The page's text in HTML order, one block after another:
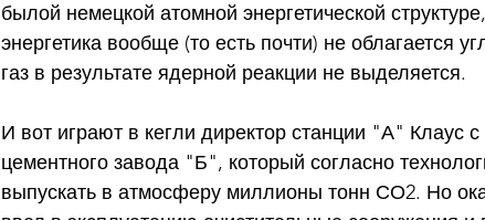
былой немецкой атомной энергетической
энергетика вообще (то есть почти) не облагается
газ в результате ядерной реакции не выделяется.
И вот играют в кегли директор станции "А" Клаус
цементного завода "Б", который согласно
выпускать в атмосферу миллионы тонн СО2. Но